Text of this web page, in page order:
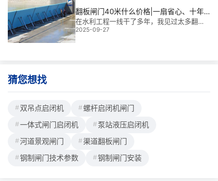
sina*Q，a为动滑轮**线与水平方向的夹角，
Q等于Q1、Q2、Q3、Q4之和。一、2*16T-
2*40T弧门卷扬启闭机安装布置图2*16T-2*
40T弧门卷扬启闭机安装基础及预埋件布置
翻板闸门40米什么价格|一扇省心、十年
耐用的智慧水控方案
在水利工程一线干了多年，我见过太多翻板
闸门“小马拉大车”的尴尬——设计不匹配、材
料不过关、安装不到位，*后不是卡死就是漏
2025-09-27
猜您想找
双吊点启闭机
螺杆启闭机闸门
一体式闸门启闭机
泵站液压启闭机
河道景观闸门
渠道翻板闸门
钢制闸门技术参数
钢制闸门安装